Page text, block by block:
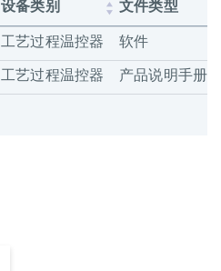
设备类别 文件类型
工艺过程温控器 软件
工艺过程温控器 产品说明手册